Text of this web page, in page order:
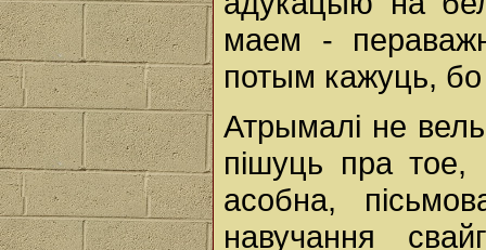
маем -
потым кажуць,
Атрымалі не
пішуць пра тое,
асобна,
навучання